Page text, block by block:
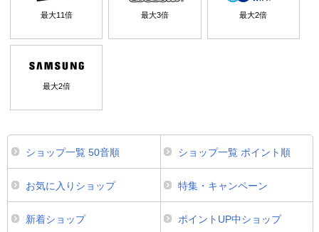
最大11倍 最大3倍 最大2倍
最大2倍
ショップ一覧 50音順 ショップ一覧 ポイント順
お気に入りショップ 特集・キャンペーン
新着ショップ ポイントUP中ショップ